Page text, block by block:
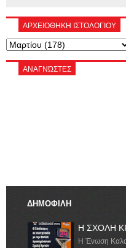
ΑΡΧΕΙΟΘΗΚΗ ΙΣΤΟΛΟΓΙΟΥ
ΑΝΑΓΝΏΣΤΕΣ
ΔΗΜΟΦΙΛΗ
Η ΣΧΟΛΗ
Η Ένωση